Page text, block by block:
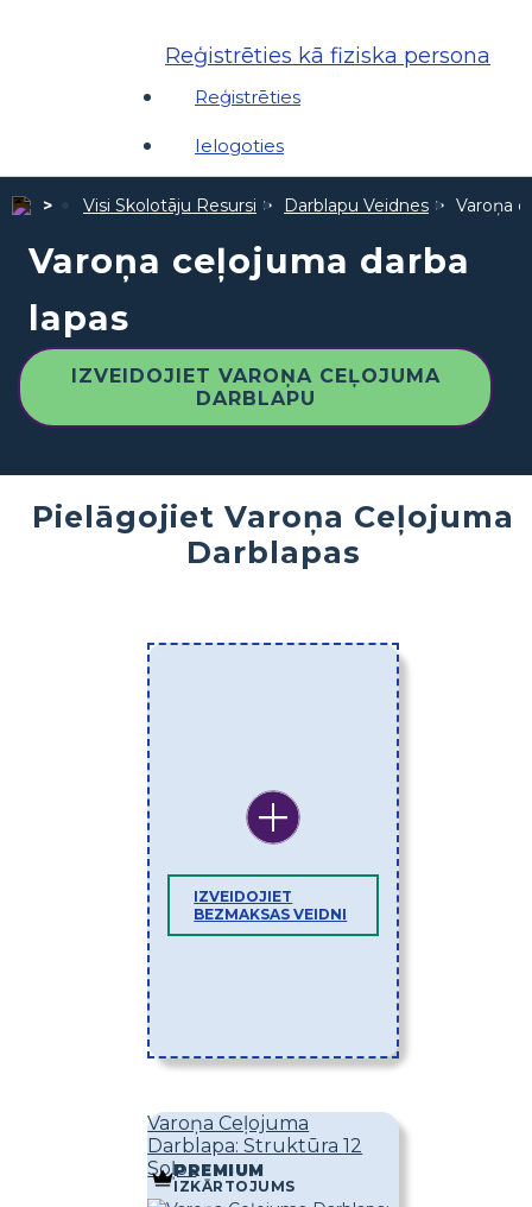
Reģistrēties kā fiziska persona
Reģistrēties
Ielogoties
Visi Skolotāju Resursi Darblapu Veidnes Varoņa
Varoņa ceļojuma darba
lapas
IZVEIDOJIET VAROŅA CEĻOJUMA
DARBLAPU
Pielāgojiet Varoņa Ceļojuma
Darblapas
IZVEIDOJIET
BEZMAKSAS VEIDNI
Varoņa Ceļojuma
Darblapa: Struktūra 12
SoļosPREMIUM
IZKĀRTOJUMS